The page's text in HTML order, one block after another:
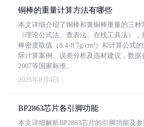
铜棒的重量计算方法有哪些
本文详细介绍了铜棒和黄铜棒重量的三种
（理论公式法、查表法、在线工具法）
棒密度取值（8.4-8.7g/cm³）和计算公式
际计算案例、误差分析及选材建议，数据
2007等国家标准。
2026年8月4日
BP2863芯片各引脚功能
本文详细解析BP2863芯片的引脚功能及